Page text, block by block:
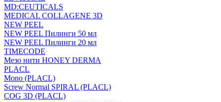
MD:CEUTICALS
MEDICAL COLLAGENE 3D
NEW PEEL
NEW PEEL Пилинги 50 мл
NEW PEEL Пилинги 20 мл
TIMECODE
Мезо нити HONEY DERMA
PLACL
Mono (PLACL)
Screw Normal SPIRAL (PLACL)
COG 3D (PLACL)